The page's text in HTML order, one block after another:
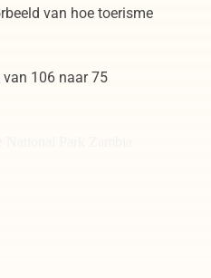
van hoe toerisme
106 naar 75